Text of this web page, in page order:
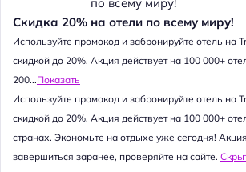
Скидка 20% на отели по всему миру!
Используйте промокод и забронируйте отель на
скидкой до 20%. Акция действует на 100 000+
200...Показать
Используйте промокод и забронируйте отель на
скидкой до 20%. Акция действует на 100 000+
странах. Экономьте на отдыхе уже сегодня!
завершиться заранее, проверяйте на сайте.